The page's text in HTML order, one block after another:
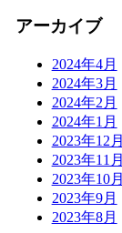
アーカイブ
2024年4月
2024年3月
2024年2月
2024年1月
2023年12月
2023年11月
2023年10月
2023年9月
2023年8月